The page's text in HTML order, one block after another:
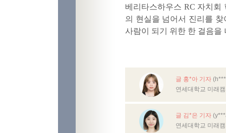
베리타스하우스 RC 자치회
의 현실을 넘어서 진리를
사람이 되기 위한 한 걸음을
글 홍*아 기자
연세대학교 미래
글 김*은 기자
연세대학교 미래